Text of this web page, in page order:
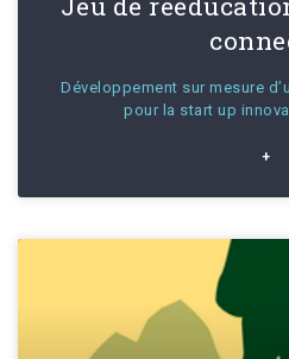
Développement sur mesure
pour la start up
+